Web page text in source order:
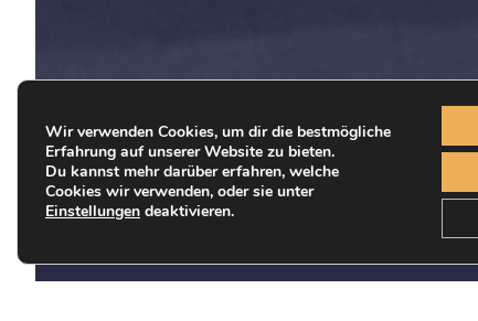
Wir verwenden Cookies, um dir die bestmögliche
Erfahrung auf unserer Website zu bieten.
Du kannst mehr darüber erfahren, welche
Cookies wir verwenden, oder sie unter
Einstellungen deaktivieren.